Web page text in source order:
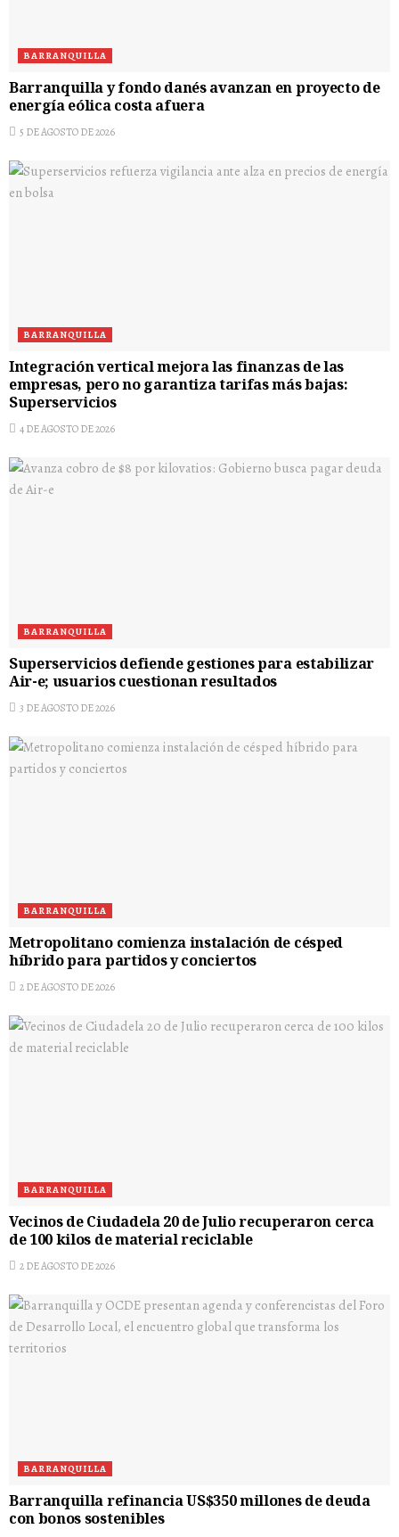
BARRANQUILLA
Barranquilla y fondo danés avanzan en proyecto de
energía eólica costa afuera
5 DE AGOSTO DE 2026
BARRANQUILLA
Integración vertical mejora las finanzas de las
empresas, pero no garantiza tarifas más bajas:
Superservicios
4 DE AGOSTO DE 2026
BARRANQUILLA
Superservicios defiende gestiones para estabilizar
Air-e; usuarios cuestionan resultados
3 DE AGOSTO DE 2026
BARRANQUILLA
Metropolitano comienza instalación de césped
híbrido para partidos y conciertos
2 DE AGOSTO DE 2026
BARRANQUILLA
Vecinos de Ciudadela 20 de Julio recuperaron cerca
de 100 kilos de material reciclable
2 DE AGOSTO DE 2026
BARRANQUILLA
Barranquilla refinancia US$350 millones de deuda
con bonos sostenibles